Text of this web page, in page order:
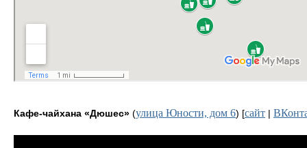
Кафе-чайхана «Дюшес» (улица Юности, дом 6) [сайт |